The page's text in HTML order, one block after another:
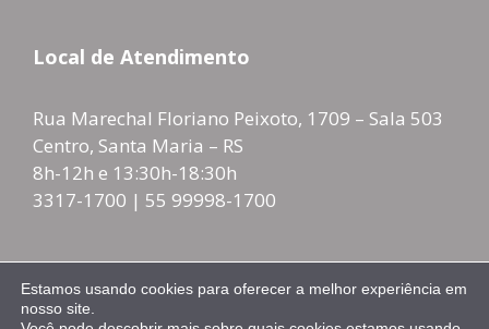
Local de Atendimento
Rua Marechal Floriano Peixoto, 1709 – Sala 503
Centro, Santa Maria – RS
8h-12h e 13:30h-18:30h
3317-1700 | 55 99998-1700
Estamos usando cookies para oferecer a melhor experiência em
nosso site.